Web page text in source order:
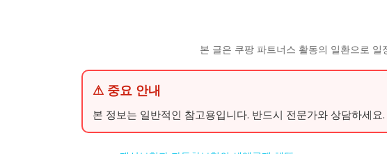
본 글은 쿠팡 파트너스 활동의 일환으로 일
⚠ 중요 안내
본 정보는 일반적인 참고용입니다. 반드시 전문가와 상담하세요.